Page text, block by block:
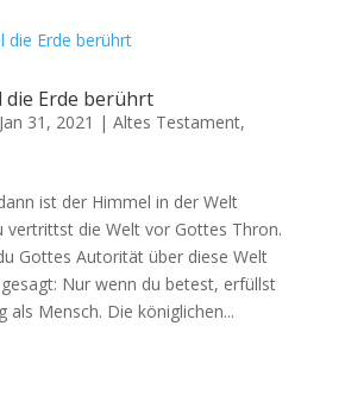
die Erde berührt
Jan 31, 2021 | Altes Testament,
ist der Him­mel in der Welt
ver­trittst die Welt vor Gottes Thron.
Gottes Autorität über diese Welt
Nur wenn du betest, erfüllst
als Men­sch. Die königlichen...